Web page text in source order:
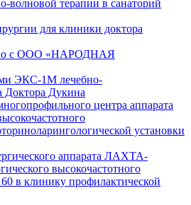
волновой терапии в санаторий
для клиники доктора
с ООО «НАРОДНАЯ
ЭКС-1М лечебно-
Доктора Дукина
центра аппарата
установки
аппарата ЛАХТА-
высокочастотного
в клинику профилактической